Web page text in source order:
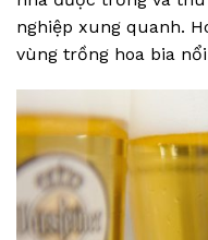
nghiệp xung quanh.
vùng trồng hoa bia